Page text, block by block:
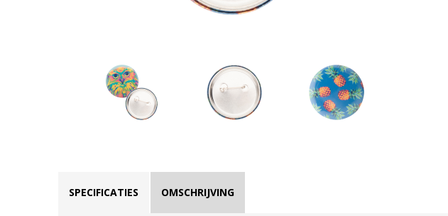
SPECIFICATIES OMSCHRIJVING